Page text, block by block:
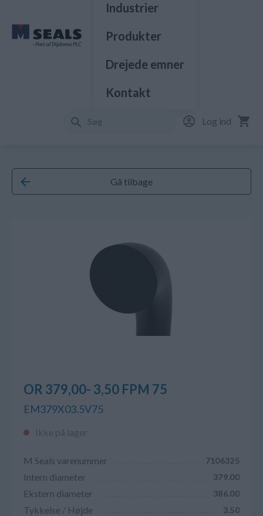
Industrier
Produkter
Drejede emner
Kontakt
Log ind
Gå tilbage
OR 379,00- 3,50 FPM 75
EM379X03.5V75
Ikke på lager
M Seals varenummer 7106325
Intern diameter 379.00
Ekstern diameter 386.00
Tykkelse / Højde 3.50